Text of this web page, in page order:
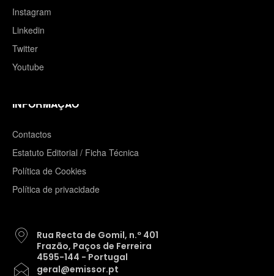
Instagram
Linkedin
Twitter
Youtube
INFORMAÇÃO
Contactos
Estatuto Editorial / Ficha Técnica
Política de Cookies
Política de privacidade
Rua Recta de Gomil, n.º 401
Frazão, Paços de Ferreira
4595-144 - Portugal
geral@emissor.pt